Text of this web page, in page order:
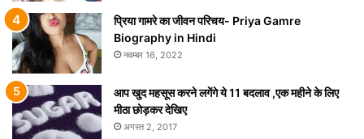
प्रिया गामरे का जीवन परिचय- Priya Gamre
Biography in Hindi
नवम्बर 16, 2022
आप खुद महसूस करने लगेंगे ये 11 बदलाव ,एक महीने के लिए
मीठा छोड़कर देखिए
अगस्त 2, 2017